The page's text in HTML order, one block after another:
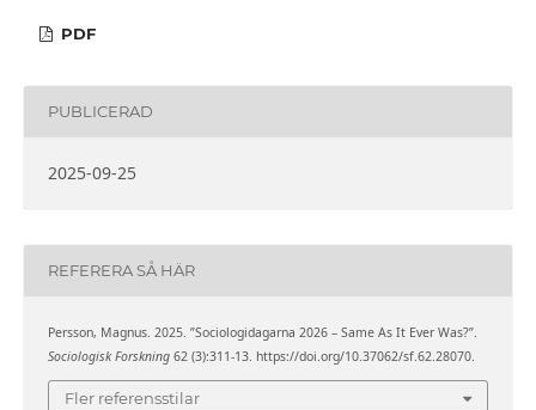
PDF
PUBLICERAD
2025-09-25
REFERERA SÅ HÄR
Persson, Magnus. 2025. ”Sociologidagarna 2026 – Same As It Ever Was?”.
Sociologisk Forskning62 (3):311-13. https://doi.org/10.37062/sf.62.28070.
Fler referensstilar